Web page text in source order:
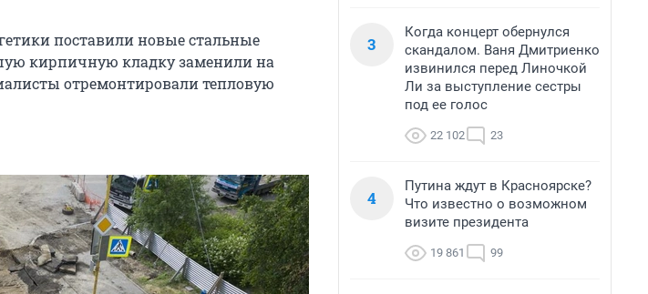
поставили новые стальные
кирпичную кладку заменили на
отремонтировали тепловую
3
Когда концерт обернулся
скандалом. Ваня Дмитриенко
извинился перед Линочкой
Ли за выступление сестры
под ее голос
22 102 23
4
Путина ждут в Красноярске?
Что известно о возможном
визите президента
19 861 99